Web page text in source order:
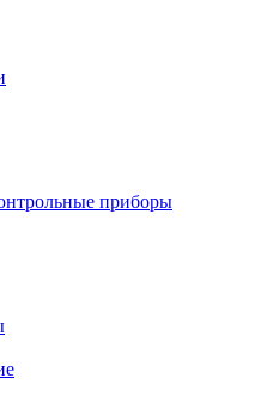
приборы